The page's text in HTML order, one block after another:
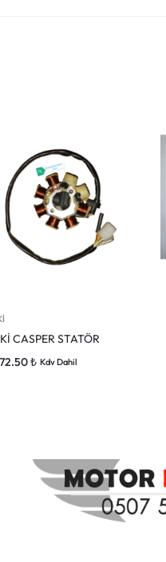
CASPER STATÖR
₺ Kdv Dahil